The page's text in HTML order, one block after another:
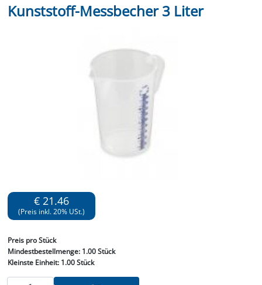
Kunststoff-Messbecher 3 Liter
€ 21.46
(Preis inkl. 20% USt.)
Preis pro Stück
Mindestbestellmenge: 1.00 Stück
Kleinste Einheit:1.00 Stück